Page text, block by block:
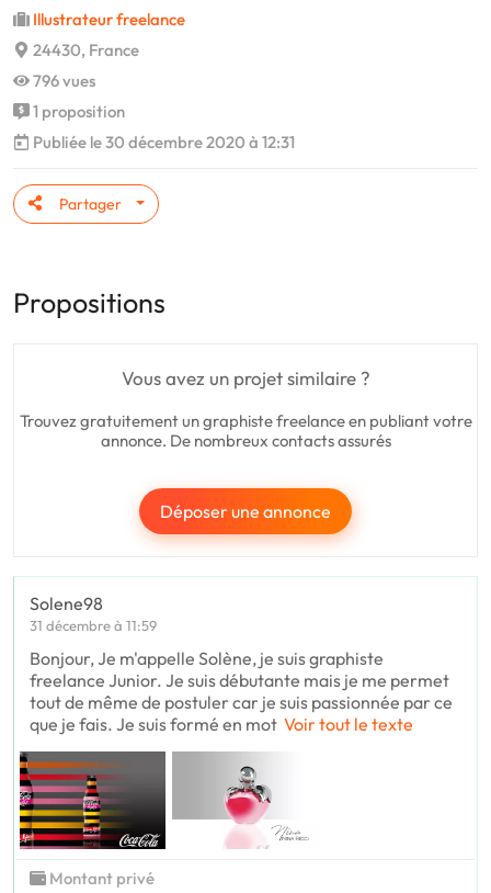
Illustrateur freelance
24430, France
796 vues
1 proposition
Publiée le 30 décembre 2020 à 12:31
Partager
Propositions
Vous avez un projet similaire ?
Trouvez gratuitement un graphiste freelance en publiant votre
annonce. De nombreux contacts assurés
Déposer une annonce
Solene98
31 décembre à 11:59
Bonjour, Je m'appelle Solène, je suis graphiste
freelance Junior. Je suis débutante mais je me permet
tout de même de postuler car je suis passionnée par ce
que je fais. Je suis formé en mot Voir tout le texte
Montant privé